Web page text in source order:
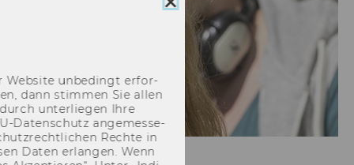
Cookie
Consent
schließen
Web­site un­be­dingt er­for­
dann stim­men Sie allen
un­ter­lie­gen Ihre
​Datenschutz an­ge­mes­se­
Rech­te in
Daten er­lan­gen. Wenn